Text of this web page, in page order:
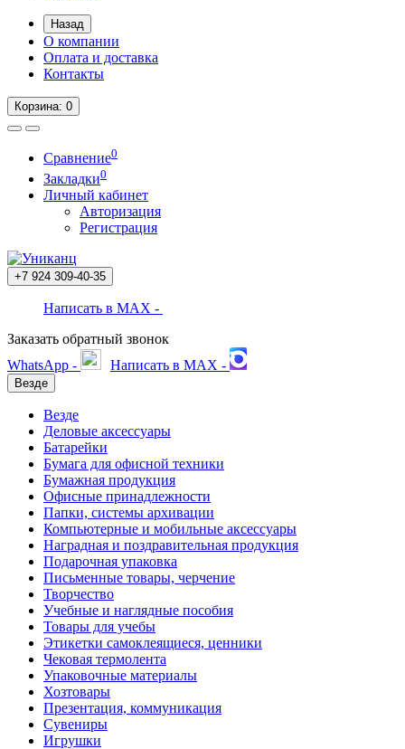
Назад
О компании
Оплата и доставка
Контакты
Корзина: 0
Сравнение0
Закладки0
Личный кабинет
Авторизация
Регистрация
+7 924 309-40-35
Написать в MAX -
Заказать обратный звонок
WhatsApp -
Написать в MAX -
Везде
Везде
Деловые аксессуары
Батарейки
Бумага для офисной техники
Бумажная продукция
Офисные принадлежности
Папки, системы архивации
Компьютерные и мобильные аксессуары
Наградная и поздравительная продукция
Подарочная упаковка
Письменные товары, черчение
Творчество
Учебные и наглядные пособия
Товары для учебы
Этикетки самоклеящиеся, ценники
Чековая термолента
Упаковочные материалы
Хозтовары
Презентация, коммуникация
Сувениры
Игрушки